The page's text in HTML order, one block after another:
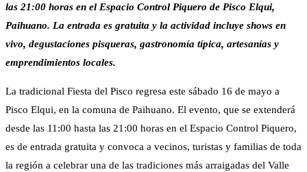
las 21:00 horas en el Espacio Control Piquero de Pisco Elqui,
Paihuano. La entrada es gratuita y la actividad incluye shows en
vivo, degustaciones pisqueras, gastronomía típica, artesanías y
emprendimientos locales.
La tradicional Fiesta del Pisco regresa este sábado 16 de mayo a
Pisco Elqui, en la comuna de Paihuano. El evento, que se extenderá
desde las 11:00 hasta las 21:00 horas en el Espacio Control Piquero,
es de entrada gratuita y convoca a vecinos, turistas y familias de toda
la región a celebrar una de las tradiciones más arraigadas del Valle